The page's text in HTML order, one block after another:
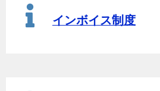
インボイス制度